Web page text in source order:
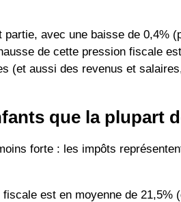
avec une baisse de 0,4%
de cette pression fiscale
(et aussi des revenus et
que la plupart
forte : les impôts
est en moyenne de 21,5%